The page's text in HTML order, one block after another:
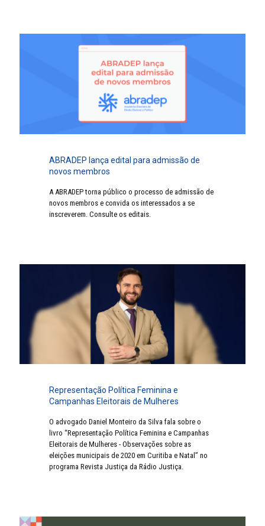
ABRADEP lança edital para admissão de
novos membros
A ABRADEP torna público o processo de admissão de
novos membros e convida os interessados a se
inscreverem. Consulte os editais.
Representação Política Feminina e
Campanhas Eleitorais de Mulheres
O advogado Daniel Monteiro da Silva fala sobre o
livro “Representação Política Feminina e Campanhas
Eleitorais de Mulheres - Observações sobre as
eleições municipais de 2020 em Curitiba e Natal” no
programa Revista Justiça da Rádio Justiça.